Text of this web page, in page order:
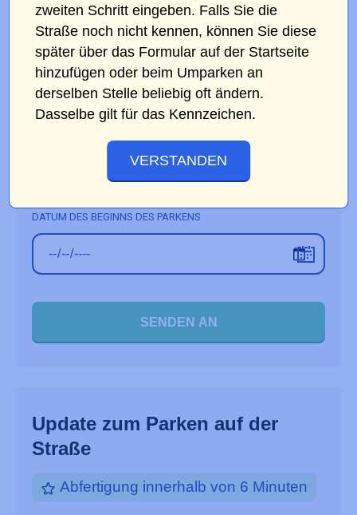
zweiten Schritt eingeben. Falls Sie die
Straße noch nicht kennen, können Sie diese
später über das Formular auf der Startseite
hinzufügen oder beim Umparken an
derselben Stelle beliebig oft ändern.
Dasselbe gilt für das Kennzeichen.
VERSTANDEN
NEUES NUMMERNSCHILD
E-MAIL MIT DER BESTELLUNG
DATUM DES BEGINNS DES PARKENS
SENDEN AN
Update zum Parken auf der
Straße
Abfertigung innerhalb von 6 Minuten